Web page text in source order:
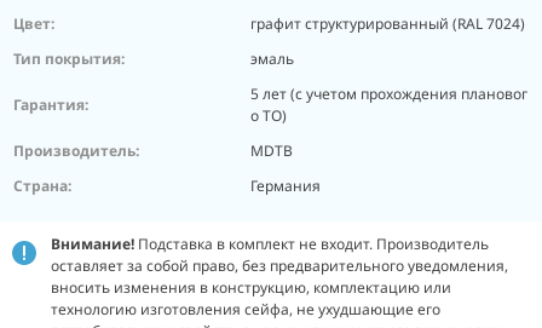
Цвет:
графит структурированный (RAL 7024)
Тип покрытия:
эмаль
Гарантия:
5 лет (с учетом прохождения плановог
о ТО)
Производитель:
MDTB
Страна:
Германия
Внимание! Подставка в комплект не входит. Производитель
оставляет за собой право, без предварительного уведомления,
вносить изменения в конструкцию, комплектацию или
технологию изготовления сейфа, не ухудшающие его